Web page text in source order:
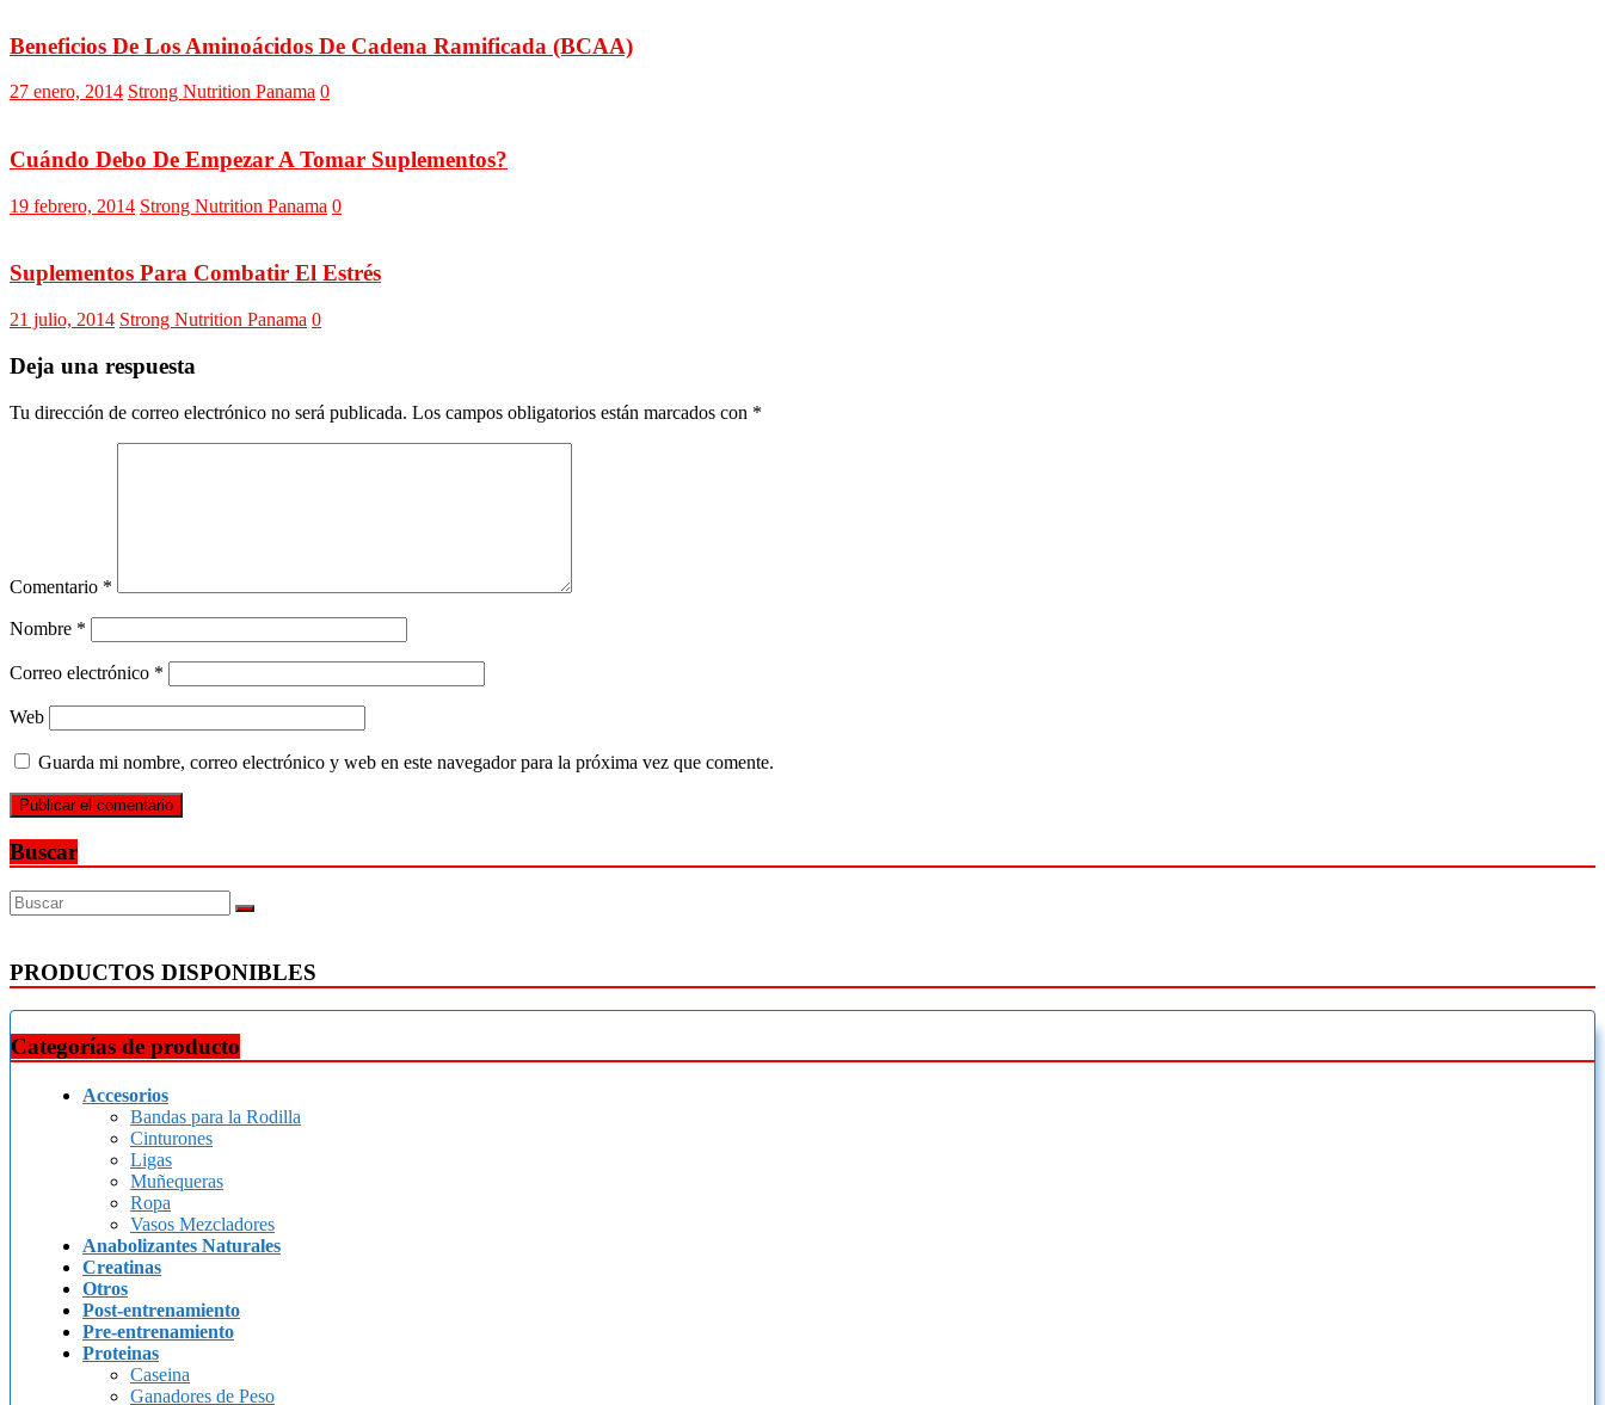
Beneficios De Los Aminoácidos De Cadena Ramificada (BCAA)
27 enero, 2014 Strong Nutrition Panama 0
Cuándo Debo De Empezar A Tomar Suplementos?
19 febrero, 2014 Strong Nutrition Panama 0
Suplementos Para Combatir El Estrés
21 julio, 2014 Strong Nutrition Panama 0
Deja una respuesta
Tu dirección de correo electrónico no será publicada. Los campos obligatorios están marcados con *
Comentario *
Nombre *
Correo electrónico *
Web
Guarda mi nombre, correo electrónico y web en este navegador para la próxima vez que comente.
Buscar
PRODUCTOS DISPONIBLES
Categorías de producto
Accesorios
Bandas para la Rodilla
Cinturones
Ligas
Muñequeras
Ropa
Vasos Mezcladores
Anabolizantes Naturales
Creatinas
Otros
Post-entrenamiento
Pre-entrenamiento
Proteinas
Caseina
Ganadores de Peso